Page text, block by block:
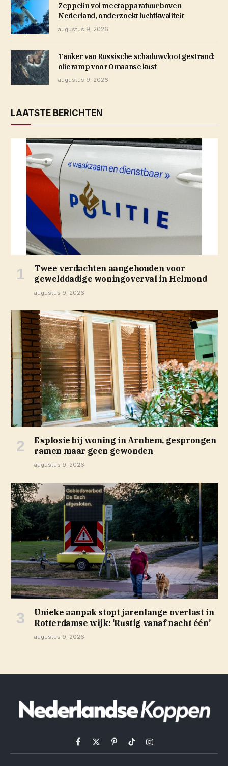
Zeppelin vol meetapparatuur boven
Nederland, onderzoekt luchtkwaliteit
augustus 9, 2026
Tanker van Russische schaduwvloot gestrand:
olieramp voor Omaanse kust
augustus 9, 2026
LAATSTE BERICHTEN
Twee verdachten aangehouden voor
gewelddadige woningoverval in Helmond
augustus 9, 2026
Explosie bij woning in Arnhem, gesprongen
ramen maar geen gewonden
augustus 9, 2026
Unieke aanpak stopt jarenlange overlast in
Rotterdamse wijk: ‘Rustig vanaf nacht één’
augustus 9, 2026
Facebook
X
PinterestTikTokInstagram